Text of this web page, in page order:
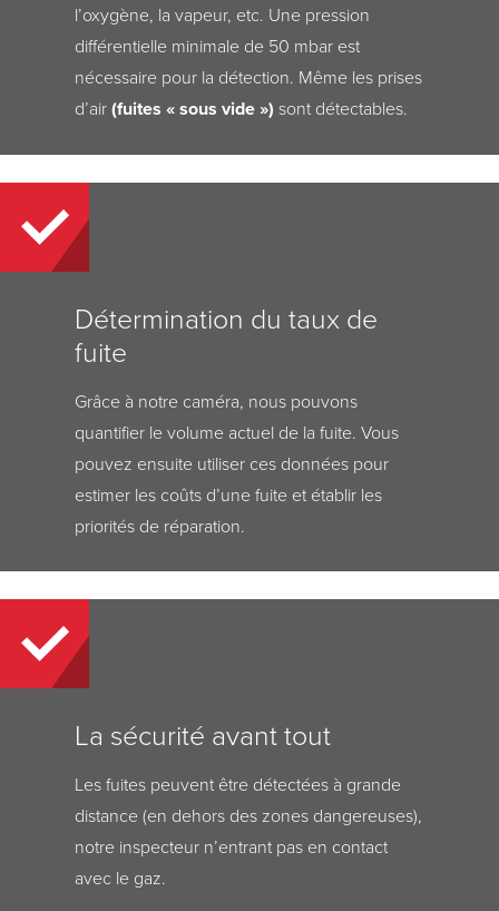
l’oxygène, la vapeur, etc. Une pression
différentielle minimale de 50 mbar est
nécessaire pour la détection. Même les prises
d’air(fuites « sous vide ») sont détectables.
Détermination du taux de
fuite
Grâce à notre caméra, nous pouvons
quantifier le volume actuel de la fuite. Vous
pouvez ensuite utiliser ces données pour
estimer les coûts d’une fuite et établir les
priorités de réparation.
La sécurité avant tout
Les fuites peuvent être détectées à grande
distance (en dehors des zones dangereuses),
notre inspecteur n’entrant pas en contact
avec le gaz.